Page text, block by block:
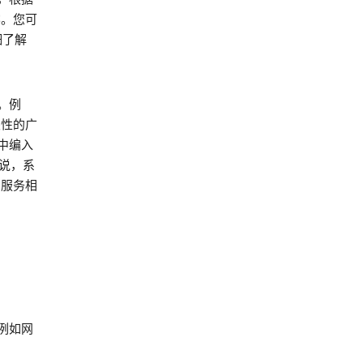
您可
解
例
的广
编入
，系
务相
如网